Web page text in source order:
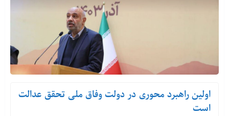
اولین راهبرد محوری در دولت وفاق ملی تحقق عدالت
است